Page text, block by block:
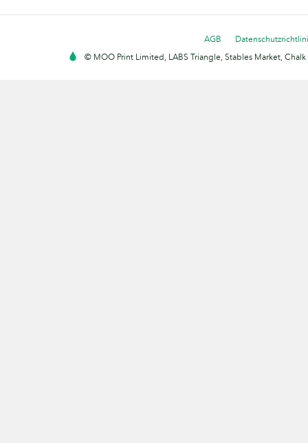
AGB
© MOO Print Limited, LABS Triangle, Stables Market,